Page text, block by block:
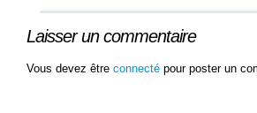
Laisser un commentaire
Vous devez être connecté pour poster un